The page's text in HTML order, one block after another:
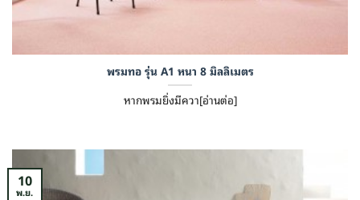
พรมทอ รุ่น A1 หนา 8 มิลลิเมตร
หากพรมยิ่งมีควา[อ่านต่อ]
10
พ.ย.